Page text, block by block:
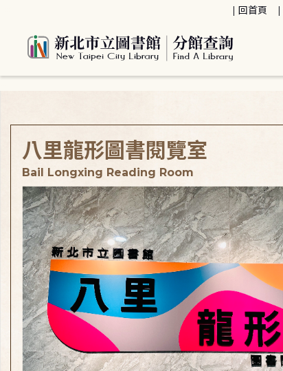
回首頁
八里龍形圖書閱覽室
Bail Longxing Reading Room